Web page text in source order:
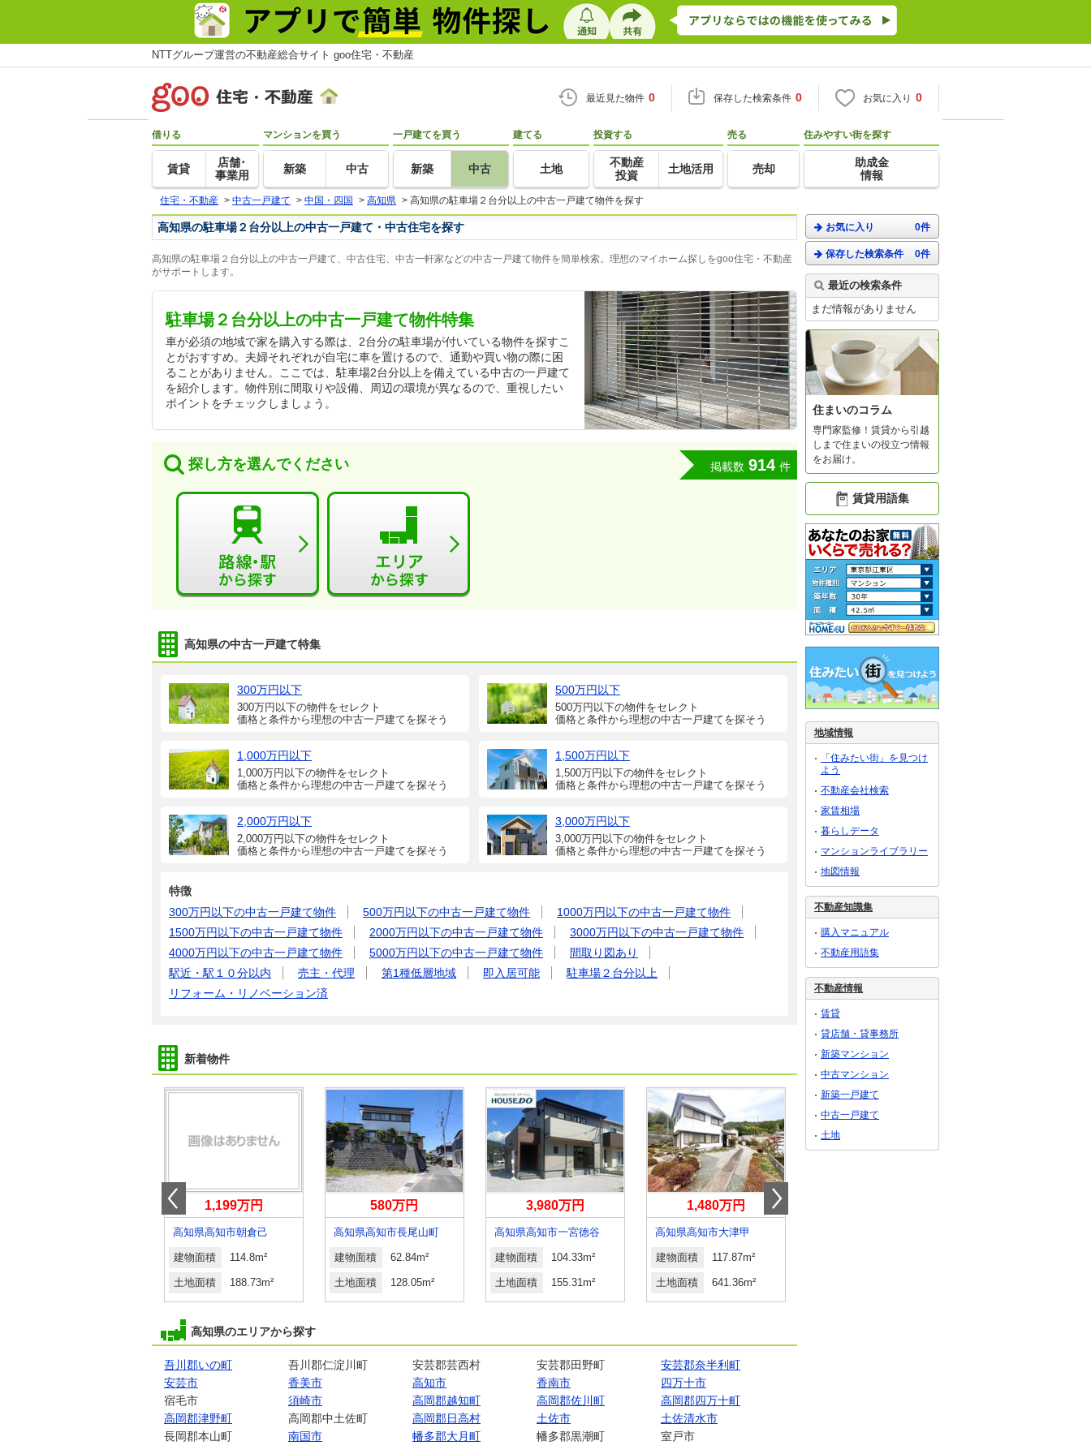
NTTグループ運営の不動産総合サイト goo住宅・不動産
最近見た物件 0 保存した検索条件 0 お気に入り 0
借りる
賃貸
店舗･
事業用
マンションを買う
新築 中古
一戸建てを買う
新築 中古
建てる
土地
投資する
不動産
投資
土地活用
売る
売却
住みやすい街を探す
助成金
情報
住宅・不動産 > 中古一戸建て > 中国・四国 > 高知県 > 高知県の駐車場２台分以上の中古一戸建て物件を探す
高知県の駐車場２台分以上の中古一戸建て・中古住宅を探す
高知県の駐車場２台分以上の中古一戸建て、中古住宅、中古一軒家などの中古一戸建て物件を簡単検索。理想のマイホーム探しをgoo住宅・不動産
がサポートします。
駐車場２台分以上の中古一戸建て物件特集
車が必須の地域で家を購入する際は、2台分の駐車場が付いている物件を探すこ
とがおすすめ。夫婦それぞれが自宅に車を置けるので、通勤や買い物の際に困
ることがありません。ここでは、駐車場2台分以上を備えている中古の一戸建て
を紹介します。物件別に間取りや設備、周辺の環境が異なるので、重視したい
ポイントをチェックしましょう。
探し方を選んでください 掲載数 914 件
高知県の中古一戸建て特集
300万円以下
300万円以下の物件をセレクト
価格と条件から理想の中古一戸建てを探そう
500万円以下
500万円以下の物件をセレクト
価格と条件から理想の中古一戸建てを探そう
1,000万円以下
1,000万円以下の物件をセレクト
価格と条件から理想の中古一戸建てを探そう
1,500万円以下
1,500万円以下の物件をセレクト
価格と条件から理想の中古一戸建てを探そう
2,000万円以下
2,000万円以下の物件をセレクト
価格と条件から理想の中古一戸建てを探そう
3,000万円以下
3,000万円以下の物件をセレクト
価格と条件から理想の中古一戸建てを探そう
特徴
300万円以下の中古一戸建て物件
500万円以下の中古一戸建て物件
1000万円以下の中古一戸建て物件
1500万円以下の中古一戸建て物件
2000万円以下の中古一戸建て物件
3000万円以下の中古一戸建て物件
4000万円以下の中古一戸建て物件
5000万円以下の中古一戸建て物件
間取り図あり
駅近・駅１０分以内
売主・代理 第1種低層地域 即入居可能
駐車場２台分以上
リフォーム・リノベーション済
新着物件
1,199万円
高知県高知市朝倉己
建物面積 114.8m²
土地面積 188.73m²
580万円
高知県高知市長尾山町
建物面積 62.84m²
土地面積 128.05m²
3,980万円
高知県高知市一宮徳谷
建物面積 104.33m²
土地面積 155.31m²
1,480万円
高知県高知市大津甲
建物面積 117.87m²
土地面積 641.36m²
高知県のエリアから探す
吾川郡いの町 吾川郡仁淀川町 安芸郡芸西村 安芸郡田野町
安芸郡奈半利町
安芸市
香美市 高知市 香南市
四万十市
宿毛市
須崎市 高岡郡越知町 高岡郡佐川町
高岡郡四万十町
高岡郡津野町
高岡郡中土佐町 高岡郡日高村 土佐市
土佐清水市
長岡郡本山町
南国市 幡多郡大月町 幡多郡黒潮町 室戸市
お気に入り 0件
保存した検索条件 0件
最近の検索条件
まだ情報がありません
住まいのコラム
専門家監修！賃貸から引越
しまで住まいの役立つ情報
をお届け。
賃貸用語集
地域情報
「住みたい街」を見つけ
よう
不動産会社検索
家賃相場
暮らしデータ
マンションライブラリー
地図情報
不動産知識集
購入マニュアル
不動産用語集
不動産情報
賃貸
貸店舗・貸事務所
新築マンション
中古マンション
新築一戸建て
中古一戸建て
土地